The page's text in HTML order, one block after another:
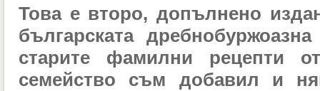
Това е второ, допълнено
българската
старите фамилни рецепти
семейство съм добавил и